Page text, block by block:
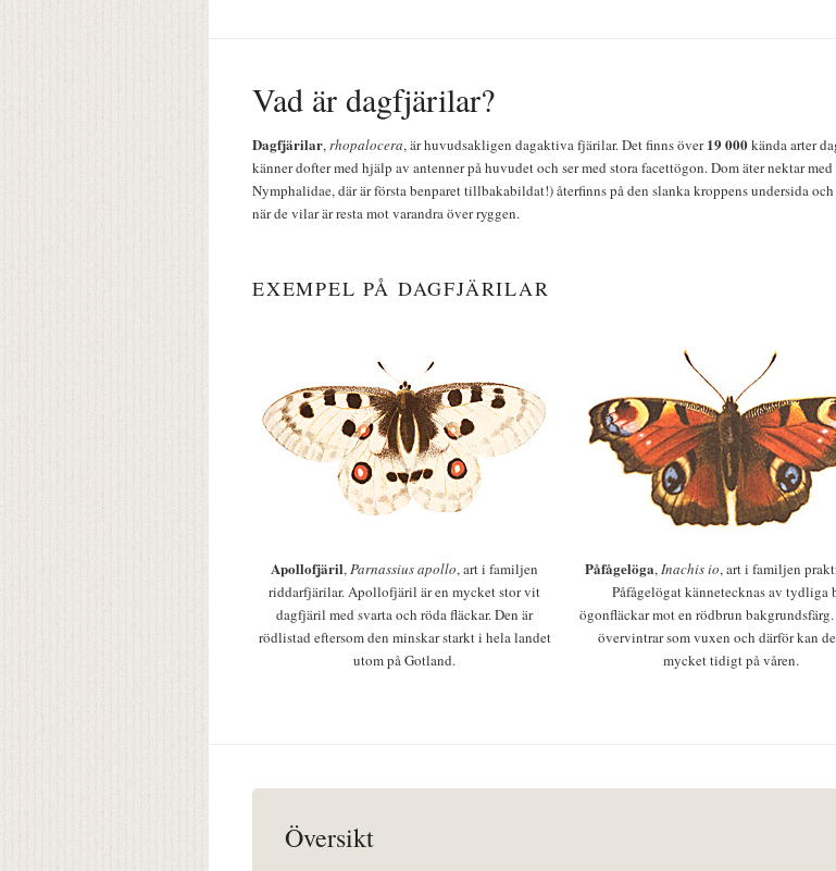
Vad är dagfjärilar?
Dagfjärilar,rhopalocera, är huvudsakligen dagaktiva fjärilar. Det finns över19 000kända arter
känner dofter med hjälp av antenner på huvudet och ser med stora facettögon. Dom äter nektar
Nymphalidae, där är första benparet tillbakabildat!) återfinns på den slanka kroppens undersida
när de vilar är resta mot varandra över ryggen.
EXEMPEL PÅ DAGFJÄRILAR
Apollofjäril,Parnassius apollo, art i familjen
riddarfjärilar. Apollofjäril är en mycket stor vit
dagfjäril med svarta och röda fläckar. Den är
rödlistad eftersom den minskar starkt i hela landet
utom på Gotland.
Påfågelöga,Inachis io, art i familjen
Påfågelögat kännetecknas av tydliga
ögonfläckar mot en rödbrun
övervintrar som vuxen och därför kan
mycket tidigt på våren.
Översikt